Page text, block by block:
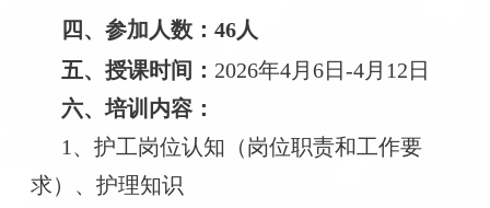
四、参加人数：46人
五、授课时间： 2026年4月6日-4月12日
六、培训内容：
1、护工岗位认知（岗位职责和工作要
求）、护理知识